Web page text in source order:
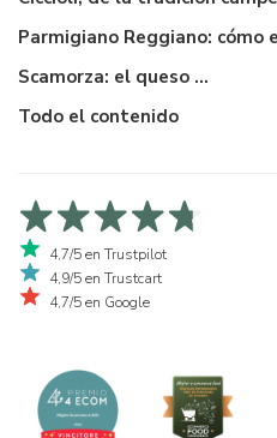
Scamorza: el queso ...
Todo el contenido
4,7/5 en Trustpilot
4,9/5 en Trustcart
4,7/5 en Google